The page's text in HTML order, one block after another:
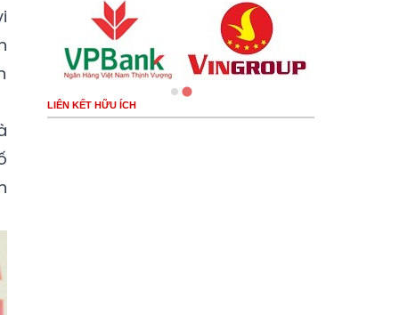
LIÊN KẾT HỮU ÍCH